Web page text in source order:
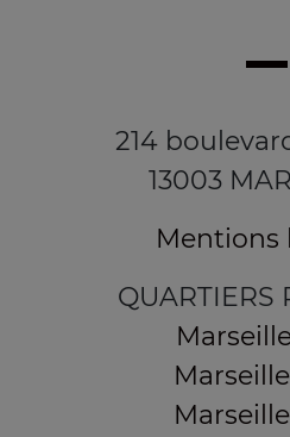
214
13003
Mentions
QUARTIERS